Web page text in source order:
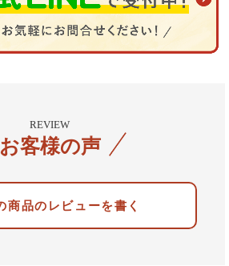
REVIEW
お客様の声
レビューを書く